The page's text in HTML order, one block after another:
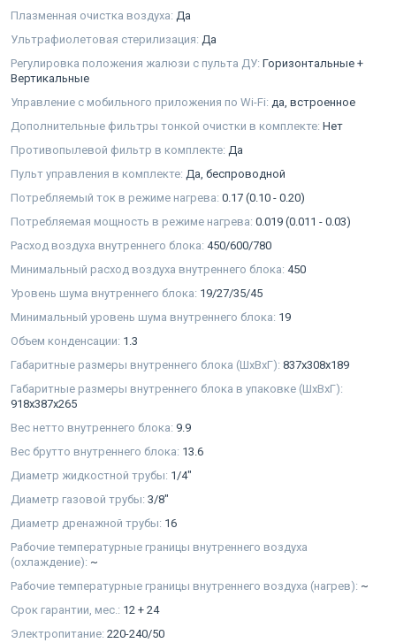
Плазменная очистка воздуха: Да
Ультрафиолетовая стерилизация: Да
Регулировка положения жалюзи с пульта ДУ: Горизонтальные +
Вертикальные
Управление с мобильного приложения по Wi-Fi: да, встроенное
Дополнительные фильтры тонкой очистки в комплекте: Нет
Противопылевой фильтр в комплекте: Да
Пульт управления в комплекте: Да, беспроводной
Потребляемый ток в режиме нагрева: 0.17 (0.10 - 0.20)
Потребляемая мощность в режиме нагрева: 0.019 (0.011 - 0.03)
Расход воздуха внутреннего блока: 450/600/780
Минимальный расход воздуха внутреннего блока: 450
Уровень шума внутреннего блока: 19/27/35/45
Минимальный уровень шума внутреннего блока: 19
Объем конденсации: 1.3
Габаритные размеры внутреннего блока (ШxВxГ): 837x308x189
Габаритные размеры внутреннего блока в упаковке (ШxВxГ):
918x387x265
Вес нетто внутреннего блока: 9.9
Вес брутто внутреннего блока: 13.6
Диаметр жидкостной трубы: 1/4"
Диаметр газовой трубы: 3/8"
Диаметр дренажной трубы: 16
Рабочие температурные границы внутреннего воздуха
(охлаждение): ~
Рабочие температурные границы внутреннего воздуха (нагрев): ~
Срок гарантии, мес.: 12 + 24
Электропитание: 220-240/50